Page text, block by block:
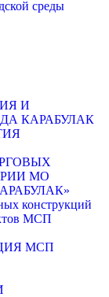
среды
И
КАРАБУЛАК
МО
конструкций
МСП
МСП